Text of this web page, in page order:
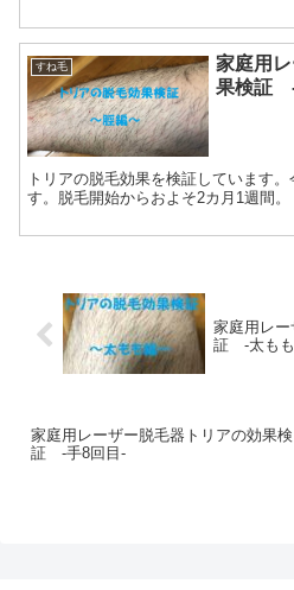
すね毛
家庭用
果検証
トリアの脱毛効果を検証しています
す。脱毛開始からおよそ2カ月1週間。
家庭用レ
証 -太も
家庭用レーザー脱毛器トリアの効果検
証 -手8回目-